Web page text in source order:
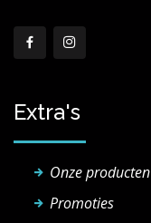
Extra's
Onze producten
Promoties